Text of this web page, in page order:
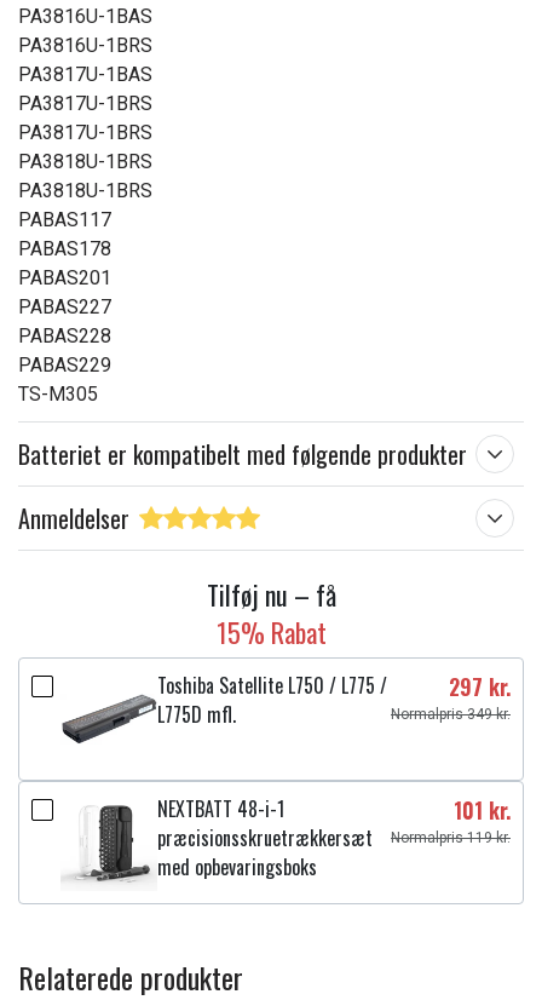
PA3816U-1BAS
PA3816U-1BRS
PA3817U-1BAS
PA3817U-1BRS
PA3817U-1BRS
PA3818U-1BRS
PA3818U-1BRS
PABAS117
PABAS178
PABAS201
PABAS227
PABAS228
PABAS229
TS-M305
Batteriet er kompatibelt med følgende produkter
Anmeldelser
Tilføj nu – få
15% Rabat
Toshiba Satellite L750 / L775 /
L775D mfl.
297 kr.
Normalpris 349 kr.
NEXTBATT 48-i-1
præcisionsskruetrækkersæt
med opbevaringsboks
101 kr.
Normalpris 119 kr.
Relaterede produkter